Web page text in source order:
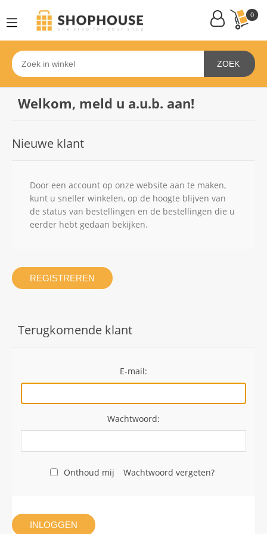
0
ZOEK
Welkom, meld u a.u.b. aan!
Nieuwe klant
Door een account op onze website aan te maken,
kunt u sneller winkelen, op de hoogte blijven van
de status van bestellingen en de bestellingen die u
eerder hebt gedaan bekijken.
REGISTREREN
Terugkomende klant
E-mail:
Wachtwoord:
Onthoud mij Wachtwoord vergeten?
INLOGGEN